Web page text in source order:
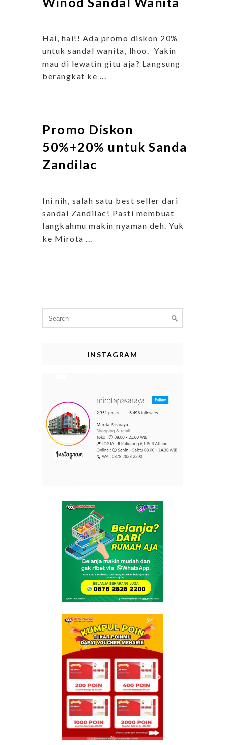
Hai, hai!! Ada promo diskon 20%
untuk sandal wanita, lhoo. Yakin
mau di lewatin gitu aja? Langsung
berangkat ke ...
Promo Diskon
50%+20% untuk Sandal
Zandilac
Ini nih, salah satu best seller dari
sandal Zandilac! Pasti membuat
langkahmu makin nyaman deh. Yuk
ke Mirota ...
for:
INSTAGRAM